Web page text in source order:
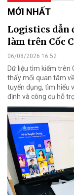
MỚI NHẤT
Logistics dẫn
làm trên Cốc
06/08/2026 16:52
Dữ liệu tìm kiếm trên
thấy mối quan tâm
tuyển dụng, tìm hiểu
định và công cụ hỗ